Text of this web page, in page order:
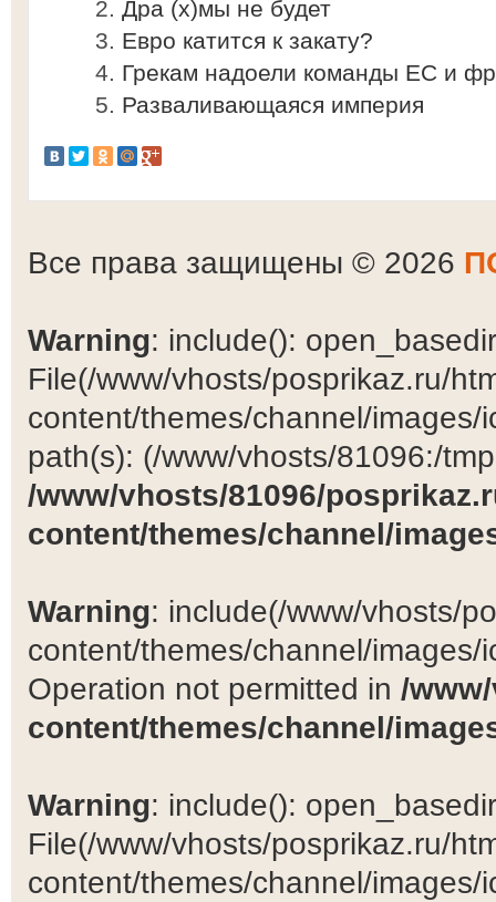
Дра (х)мы не будет
Евро катится к закату?
Грекам надоели команды ЕС и
Разваливающаяся империя
Все права защищены © 2026
Warning: include():
File(/www/vhosts/posprikaz.ru/
content/themes/channel/
path(s): (/www/vhosts/81096:/
/www/vhosts/81096/
content/themes/channel/
Warning: include(/www/vhosts/
content/themes/channel/
Operation not permitted in /
content/themes/channel/
Warning: include():
File(/www/vhosts/posprikaz.ru/
content/themes/channel/